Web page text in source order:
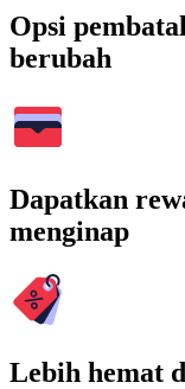
Opsi
berubah
Dapatkan
menginap
Lebih hemat